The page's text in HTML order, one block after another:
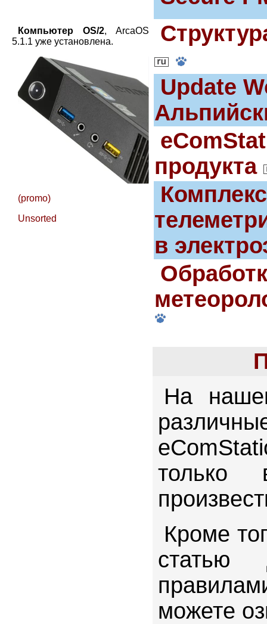
Компьютер OS/2, ArcaOS
5.1.1 уже установлена.
(promo)
Unsorted
Update
продукта
в
На
только
Кроме
можете